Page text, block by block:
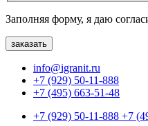
Заполняя форму, я даю
info@igranit.ru
+7 (929) 50-11-888
+7 (495) 663-51-48
+7 (929) 50-11-888 +7